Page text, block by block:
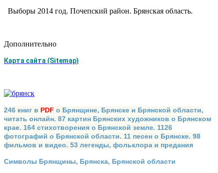
Выборы 2014 год. Почепский район. Брянская область.
Дополнительно
Карта сайта (Sitemap)
246 книг в PDF о Брянщине, Брянске и Брянской области,
читать онлайн. 87 картин Брянских художников о Брянском
крае. 164 стихотворения о Брянской земле. 1126
фотографий о Брянской области. 11 песен о Брянске. 98
фильмов и видео. 53 легенды, фольклора и предания
Символы Брянщины, Брянска, Брянской области